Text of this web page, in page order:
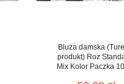
Bluza damska
produkt) Roz
Mix Kolor Paczka